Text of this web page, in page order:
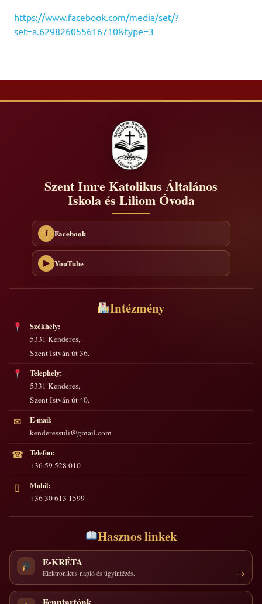
https://www.facebook.com/media/set/?
set=a.629826055616710&type=3
Szent Imre Katolikus Általános
Iskola és Liliom Óvoda
f Facebook
▶ YouTube
Intézmény
Székhely:
5331 Kenderes,
Szent István út 36.
Telephely:
5331 Kenderes,
Szent István út 40.
✉
E-mail:
kenderessuli@gmail.com
☎
Telefon:
+36 59 528 010
▯
Mobil:
+36 30 613 1599
Hasznos linkek
E-KRÉTA
Elektronikus napló és ügyintézés.